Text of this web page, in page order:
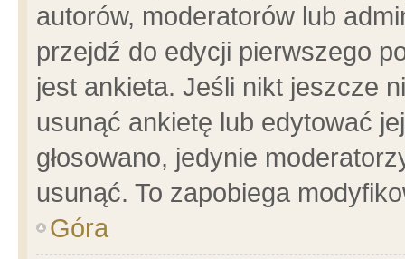
autorów, moderatorów lub
przejdź do edycji pierwszego
jest ankieta. Jeśli nikt jeszcze
usunąć ankietę lub edytować
głosowano, jedynie
usunąć. To zapobiega
Góra